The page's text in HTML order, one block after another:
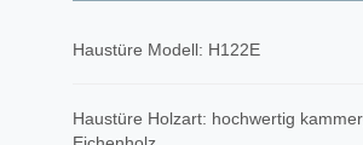
Haustüre Modell: H122E
Haustüre Holzart: hochwertig